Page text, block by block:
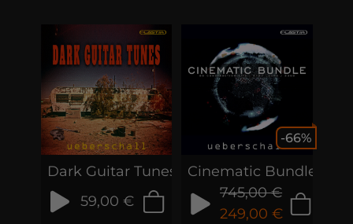
Dark Guitar Tunes
59,00 €
-66%
Cinematic Bundle
745,00 €
249,00 €